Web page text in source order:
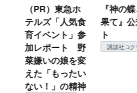
（PR）東急ホ
テルズ「人気食
育イベント」参
加レポート 野
菜嫌いの娘を変
えた「もったい
ない！」の精神
『神の
果て』公
ト
講談社コク